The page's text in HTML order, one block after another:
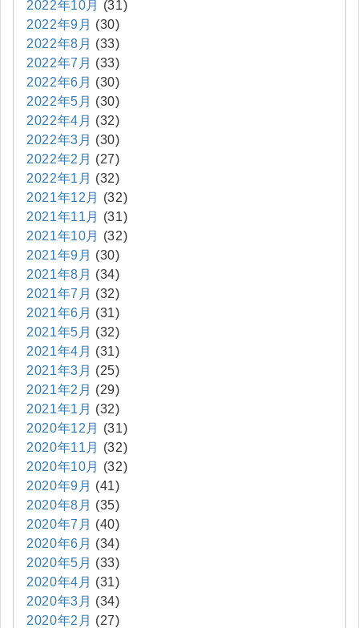
2022年10月
(31)
2022年9月 (30)
2022年8月 (33)
2022年7月 (33)
2022年6月 (30)
2022年5月 (30)
2022年4月 (32)
2022年3月 (30)
2022年2月 (27)
2022年1月 (32)
2021年12月
(32)
2021年11月
(31)
2021年10月
(32)
2021年9月 (30)
2021年8月 (34)
2021年7月 (32)
2021年6月 (31)
2021年5月 (32)
2021年4月 (31)
2021年3月 (25)
2021年2月 (29)
2021年1月 (32)
2020年12月
(31)
2020年11月
(32)
2020年10月
(32)
2020年9月 (41)
2020年8月 (35)
2020年7月 (40)
2020年6月 (34)
2020年5月 (33)
2020年4月 (31)
2020年3月 (34)
2020年2月 (27)